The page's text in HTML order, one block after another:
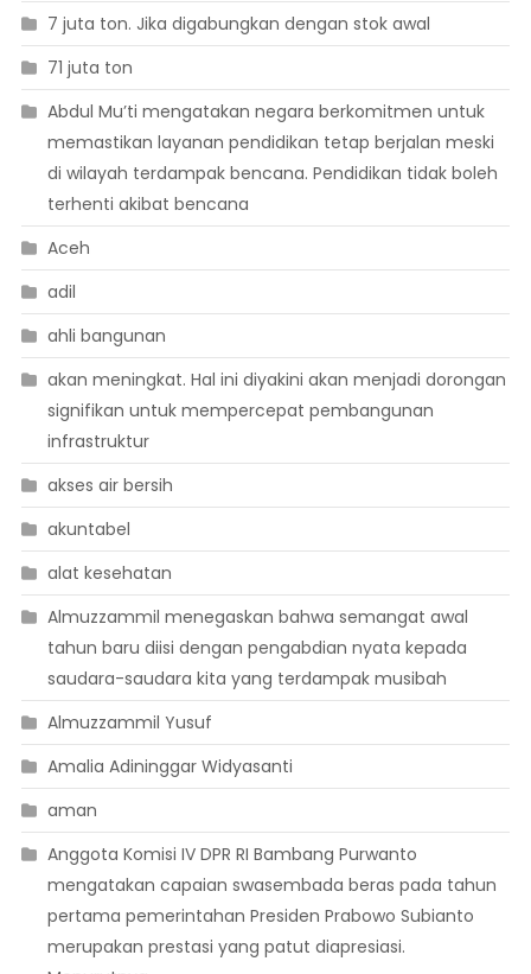
7 juta ton. Jika digabungkan dengan stok awal
71 juta ton
Abdul Mu’ti mengatakan negara berkomitmen untuk
memastikan layanan pendidikan tetap berjalan meski
di wilayah terdampak bencana. Pendidikan tidak boleh
terhenti akibat bencana
Aceh
adil
ahli bangunan
akan meningkat. Hal ini diyakini akan menjadi dorongan
signifikan untuk mempercepat pembangunan
infrastruktur
akses air bersih
akuntabel
alat kesehatan
Almuzzammil menegaskan bahwa semangat awal
tahun baru diisi dengan pengabdian nyata kepada
saudara-saudara kita yang terdampak musibah
Almuzzammil Yusuf
Amalia Adininggar Widyasanti
aman
Anggota Komisi IV DPR RI Bambang Purwanto
mengatakan capaian swasembada beras pada tahun
pertama pemerintahan Presiden Prabowo Subianto
merupakan prestasi yang patut diapresiasi.